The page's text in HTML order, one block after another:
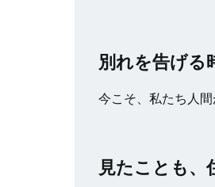
別れを告げる
今こそ、私たち人間
見たことも、